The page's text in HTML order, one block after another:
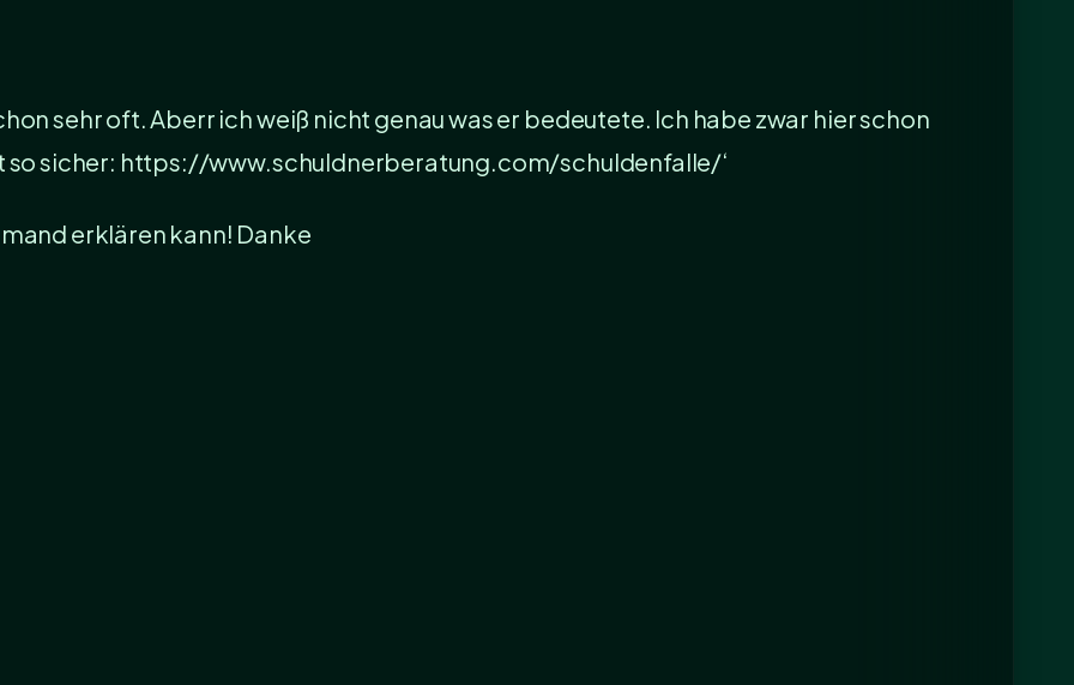
sehr oft. Aberr ich weiß nicht genau was er bedeutete. Ich habe zwar hier schon
so sicher: https://www.schuldnerberatung.com/schuldenfalle/‘
erklären kann! Danke